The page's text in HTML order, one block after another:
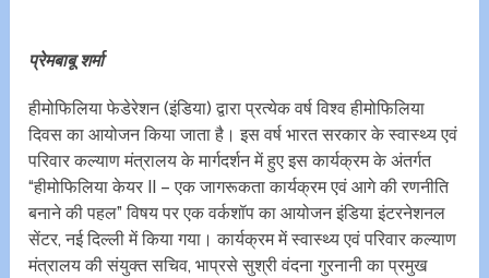
प्रेमबाबू शर्मा
हीमोफिलिया फेडेरेशन (इंडिया) द्वारा प्रत्येक वर्ष विश्व हीमोफिलिया
दिवस का आयोजन किया जाता है। इस वर्ष भारत सरकार के स्वास्थ्य एवं
परिवार कल्याण मंत्रालय के मार्गदर्शन में हुए इस कार्यक्रम के अंतर्गत
“हीमोफिलिया केयर II – एक जागरूकता कार्यक्रम एवं आगे की रणनीति
बनाने की पहल” विषय पर एक वर्कशॉप का आयोजन इंडिया इंटरनेशनल
सेंटर, नई दिल्ली में किया गया। कार्यक्रम में स्वास्थ्य एवं परिवार कल्याण
मंत्रालय की संयुक्त सचिव, भाप्रसे सुश्री वंदना गुरनानी का प्रमुख